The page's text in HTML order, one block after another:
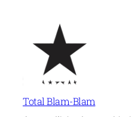
contenu
Total Blam-Blam